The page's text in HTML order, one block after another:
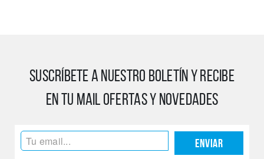
SUSCRÍBETE A NUESTRO BOLETÍN Y RECIBE
EN TU MAIL OFERTAS Y NOVEDADES
Enviar